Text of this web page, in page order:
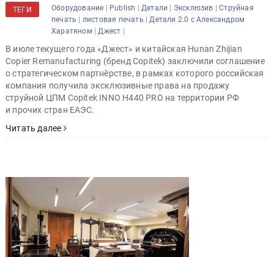
ТЕГИ Оборудование | Publish | Детали | Эксклюзив |Струйная
печать | листовая печать | Детали 2.0 с Александром
Харатяном | Джест |
В июле текущего года «Джест» и китайская Hunan Zhijian
Copier Remanufacturing (бренд Copitek) заключили соглашение
о стратегическом партнёрстве, в рамках которого российская
компания получила эксклюзивные права на продажу
струйной ЦПМ Copitek INNO H440 PRO на территории РФ
и прочих стран ЕАЭС.
Читать далее